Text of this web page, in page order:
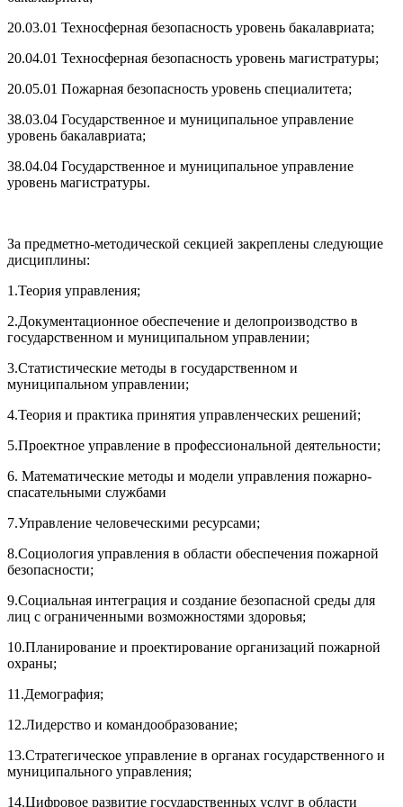
20.03.01 Техносферная безопасность уровень бакалавриата;
20.04.01 Техносферная безопасность уровень магистратуры;
20.05.01 Пожарная безопасность уровень специалитета;
38.03.04 Государственное и муниципальное управление
уровень бакалавриата;
38.04.04 Государственное и муниципальное управление
уровень магистратуры.
За предметно-методической секцией закреплены следующие
дисциплины:
1.Теория управления;
2.Документационное обеспечение и делопроизводство в
государственном и муниципальном управлении;
3.Статистические методы в государственном и
муниципальном управлении;
4.Теория и практика принятия управленческих решений;
5.Проектное управление в профессиональной деятельности;
6. Математические методы и модели управления пожарно-
спасательными службами
7.Управление человеческими ресурсами;
8.Социология управления в области обеспечения пожарной
безопасности;
9.Социальная интеграция и создание безопасной среды для
лиц с ограниченными возможностями здоровья;
10.Планирование и проектирование организаций пожарной
охраны;
11.Демография;
12.Лидерство и командообразование;
13.Стратегическое управление в органах государственного и
муниципального управления;
14.Цифровое развитие государственных услуг в области